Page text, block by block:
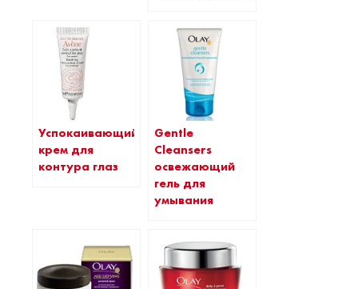
Успокаивающий
крем для
контура глаз
Gentle
Cleansers
освежающий
гель для
умывания